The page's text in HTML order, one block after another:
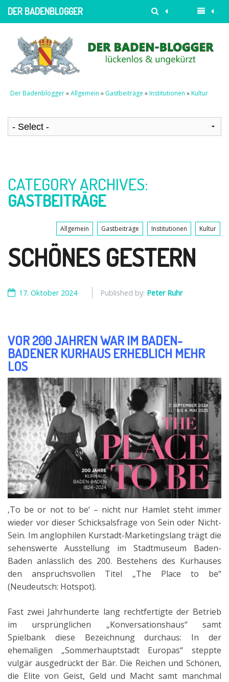
DER BADENBLOGGER
Der Badenblogger»Allgemein » Gastbeiträge »Institutionen »Kultur
CATEGORY ARCHIVES:
GASTBEITRÄGE
Allgemein Gastbeiträge Institutionen Kultur
SCHÖNES GESTERN
17. Oktober 2024 Published by: Peter Ruhr
VOR 200 JAHREN WAR IM BADEN-
BADENER KURHAUS ERHEBLICH MEHR
LOS
‚To be or not to be‘ – nicht nur Hamlet steht immer
wieder vor dieser Schicksalsfrage von Sein oder Nicht-
Sein. Im anglophilen Kurstadt-Marketingslang trägt die
sehenswerte Ausstellung im Stadtmuseum Baden-
Baden anlässlich des 200. Bestehens des Kurhauses
den anspruchsvollen Titel „The Place to be“
(Neudeutsch: Hotspot).
Fast zwei Jahrhunderte lang rechtfertigte der Betrieb
im ursprünglichen „Konversationshaus“ samt
Spielbank diese Bezeichnung durchaus: In der
ehemaligen „Sommerhauptstadt Europas“ steppte
vulgär ausgedrückt der Bär. Die Reichen und Schönen,
die Elite von Geist, Geld und Macht samt manchmal